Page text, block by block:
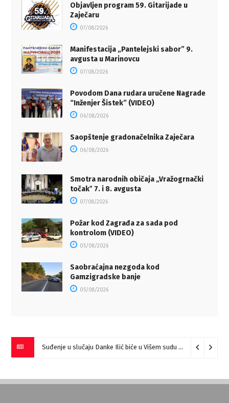
Objavljen program 59. Gitarijade u
Zaječaru
07/08/2026
Manifestacija „Pantelejski sabor” 9.
avgusta u Marinovcu
07/08/2026
Povodom Dana rudara uručene Nagrade
“Inženjer Šistek” (VIDEO)
06/08/2026
Saopštenje gradonačelnika Zaječara
06/08/2026
Smotra narodnih običaja „Vražogrnački
točakˮ 7. i 8. avgusta
07/08/2026
Požar kod Zagrađa za sada pod
kontrolom (VIDEO)
05/08/2026
Saobraćajna nezgoda kod
Gamzigradske banje
05/08/2026
Suđenje u slučaju Danke Ilić biće u Višem sudu u Negotinu?